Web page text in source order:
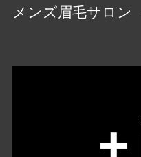
メンズ眉毛サロン